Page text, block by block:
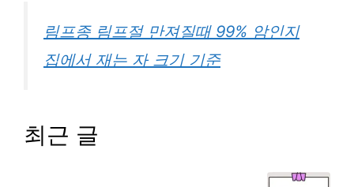
림프종 림프절 만져질때 99% 암인지
집에서 재는 자 크기 기준
최근 글